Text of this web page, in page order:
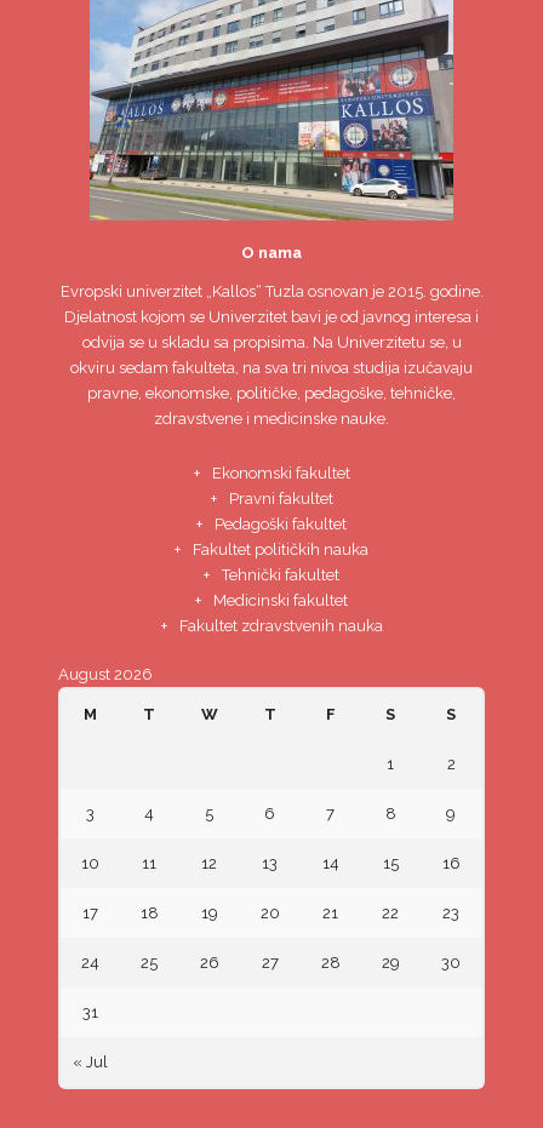
O nama
Evropski univerzitet„Kallos“ Tuzla osnovan je 2015. godine.
Djelatnost kojom se Univerzitet bavi je od javnog interesa i
odvija se u skladu sa propisima. Na Univerzitetu se, u
okviru sedam fakulteta, na sva tri nivoa studija izučavaju
pravne, ekonomske, političke, pedagoške, tehničke,
zdravstvene i medicinske nauke.
Ekonomski fakultet
Pravni fakultet
Pedagoški fakultet
Fakultet političkih nauka
Tehnički fakultet
Medicinski fakultet
Fakultet zdravstvenih nauka
August 2026
M T W T F S S
« Jul
1 2
3 4 5 6 7 8 9
10 11 12 13 14 15 16
17 18 19 20 21 22 23
24 25 26 27 28 29 30
31